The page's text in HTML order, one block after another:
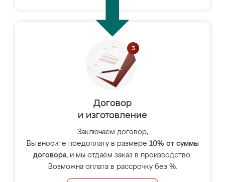
Договор
и изготовление
Заключаем договор,
Вы вносите предоплату в размере 10% от суммы
договора, и мы отдаём заказ в производство.
Возможна оплата в рассрочку без %.